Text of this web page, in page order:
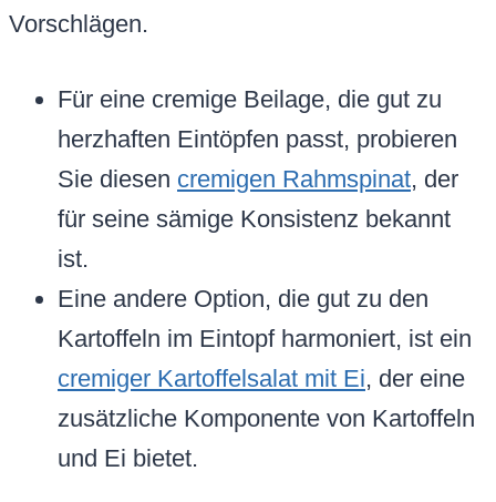
Vorschlägen.
Für eine cremige Beilage, die gut zu
herzhaften Eintöpfen passt, probieren
Sie diesen cremigen Rahmspinat, der
für seine sämige Konsistenz bekannt
ist.
Eine andere Option, die gut zu den
Kartoffeln im Eintopf harmoniert, ist ein
cremiger Kartoffelsalat mit Ei, der eine
zusätzliche Komponente von Kartoffeln
und Ei bietet.